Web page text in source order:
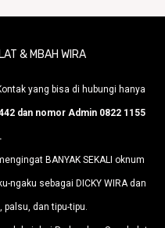
& MBAH WIRA
yang bisa di hubungi hanya
dan nomor Admin 0822 1155
BANYAK SEKALI oknum
ngaku sebagai DICKY WIRA dan
palsu, dan tipu-tipu.